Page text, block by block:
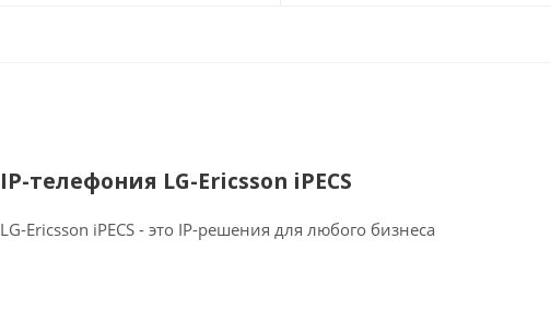
IP-телефония LG-Ericsson iPECS
LG-Ericsson iPECS - это IP-решения для любого бизнеса